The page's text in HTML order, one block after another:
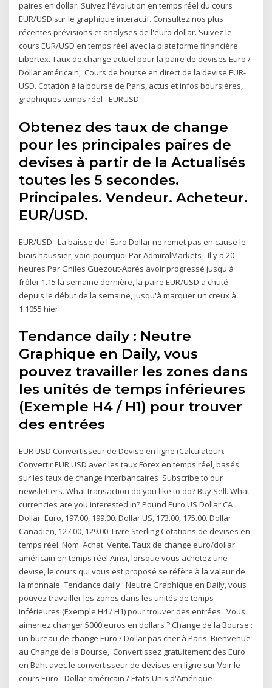
paires en dollar. Suivez l'évolution en temps réel du cours
EUR/USD sur le graphique interactif. Consultez nos plus
récentes prévisions et analyses de l'euro dollar. Suivez le
cours EUR/USD en temps réel avec la plateforme financière
Libertex. Taux de change actuel pour la paire de devises Euro /
Dollar américain, Cours de bourse en direct de la devise EUR-
USD. Cotation à la bourse de Paris, actus et infos boursières,
graphiques temps réel - EURUSD.
Obtenez des taux de change
pour les principales paires de
devises à partir de la Actualisés
toutes les 5 secondes.
Principales. Vendeur. Acheteur.
EUR/USD.
EUR/USD : La baisse de l'Euro Dollar ne remet pas en cause le
biais haussier, voici pourquoi Par AdmiralMarkets - Il y a 20
heures Par Ghiles Guezout-Après avoir progressé jusqu'à
frôler 1.15 la semaine dernière, la paire EUR/USD a chuté
depuis le début de la semaine, jusqu'à marquer un creux à
1.1055 hier
Tendance daily : Neutre
Graphique en Daily, vous
pouvez travailler les zones dans
les unités de temps inférieures
(Exemple H4 / H1) pour trouver
des entrées
EUR USD Convertisseur de Devise en ligne (Calculateur).
Convertir EUR USD avec les taux Forex en temps réel, basés
sur les taux de change interbancaires Subscribe to our
newsletters. What transaction do you like to do? Buy Sell. What
currencies are you interested in? Pound Euro US Dollar CA
Dollar Euro, 197.00, 199.00. Dollar US, 173.00, 175.00. Dollar
Canadien, 127.00, 129.00. Livre Sterling Cotations de devises en
temps réel. Nom. Achat. Vente. Taux de change euro/dollar
américain en temps réel Ainsi, lorsque vous achetez une
devise, le cours qui vous est proposé se réfère à la valeur de
la monnaie Tendance daily : Neutre Graphique en Daily, vous
pouvez travailler les zones dans les unités de temps
inférieures (Exemple H4 / H1) pour trouver des entrées Vous
aimeriez changer 5000 euros en dollars ? Change de la Bourse :
un bureau de change Euro / Dollar pas cher à Paris. Bienvenue
au Change de la Bourse, Convertissez gratuitement des Euro
en Baht avec le convertisseur de devises en ligne sur Voir le
cours Euro - Dollar américain / États-Unis d'Amérique